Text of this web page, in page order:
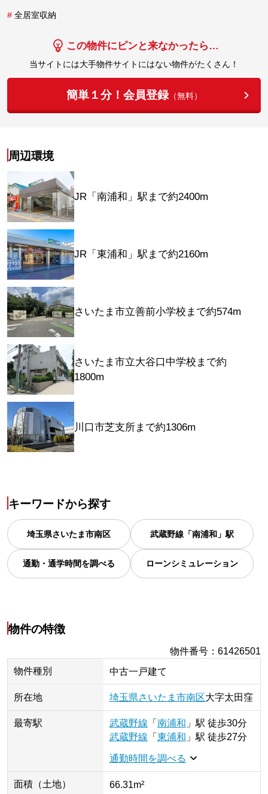
# 全居室収納
この物件にピンと来なかったら…
当サイトには大手物件サイトにはない物件がたくさん！
簡単１分！会員登録（無料）
周辺環境
JR「南浦和」駅まで約2400m
JR「東浦和」駅まで約2160m
さいたま市立善前小学校まで約574m
さいたま市立大谷口中学校まで約
1800m
川口市芝支所まで約1306m
キーワードから探す
埼玉県さいたま市南区 武蔵野線「南浦和」駅
通勤・通学時間を調べる ローンシミュレーション
物件の特徴
物件番号 ：61426501
物件種別
中古一戸建て
所在地 埼玉県さいたま市南区大字太田窪
最寄駅 武蔵野線 「 南浦和 」 駅 徒歩30分
武蔵野線 「 東浦和 」 駅 徒歩27分
通勤時間を調べる
面積（土地） 66.31m²